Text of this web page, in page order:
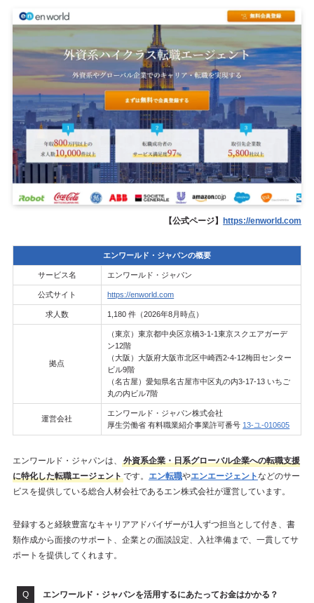
【公式ページ】https://enworld.com
エンワールド・ジャパンの概要
サービス名 エンワールド・ジャパン
公式サイト https://enworld.com
求人数 1,180 件（2026年8月時点）
拠点
（東京）東京都中央区京橋3-1-1東京スクエアガーデ
ン12階
（大阪）大阪府大阪市北区中崎西2-4-12梅田センター
ビル9階
（名古屋）愛知県名古屋市中区丸の内3-17-13 いちご
丸の内ビル7階
運営会社
エンワールド・ジャパン株式会社
厚生労働省 有料職業紹介事業許可番号13-ユ-010605
エンワールド・ジャパンは、
外資系企業・日系グローバル企業への転職支援
に特化した転職エージェントです。 エン転職やエンエージェントなどのサー
ビスを提供している総合人材会社であるエン株式会社が運営しています。
登録すると経験豊富なキャリアアドバイザーが1人ずつ担当として付き、書
類作成から面接のサポート、企業との面談設定、入社準備まで、一貫してサ
ポートを提供してくれます。
エンワールド・ジャパンを活用するにあたってお金はかかる？